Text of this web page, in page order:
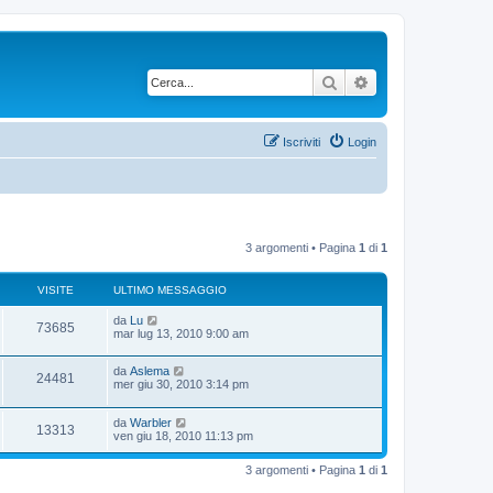
Cerca
Login
Iscriviti
3 argomenti • Pagina 1 di 1
VISITE ULTIMO MESSAGGIO
73685V
i
s
i
U
l
i
m
o
e
s
s
a
da Lu
mar lug 13, 2010 9:00 am
24481
i
s
i
U
l
i
m
o
e
da Aslema
mer giu 30, 2010 3:14 pm
13313V
i
U
l
i
da Warbler
ven giu 18, 2010 11:13 pm
3 argomenti • Pagina 1 di 1